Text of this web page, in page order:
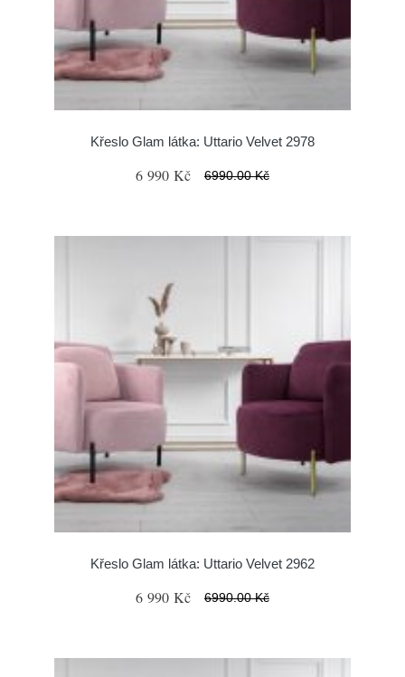
Křeslo Glam látka: Uttario Velvet 2978
6 990 Kč 6990.00 Kč
Křeslo Glam látka: Uttario Velvet 2962
6 990 Kč 6990.00 Kč